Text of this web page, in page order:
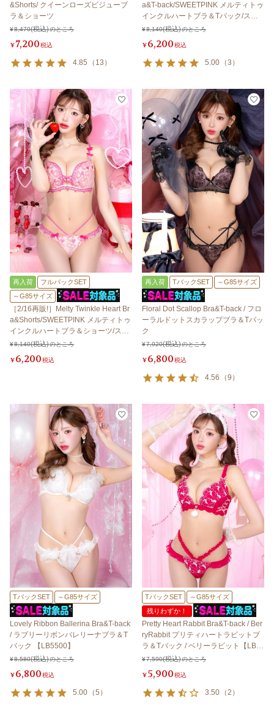
&Shorts/ クイーンローズビジューブ
ラ＆ショーツ
¥8,470 のところ
¥7,200税込
4.85 （ 13 ）
a&T-back/SWEETPINK メルティトゥ
インクルハートブラ＆Tバック/スイ
ートピンク 【LB5500】
¥8,140 のところ
¥6,200税込
5.00 （3 ）
再入荷
フルバックSET
～G85サイズ
［2/16再販!］Melty Twinkle Heart Br
a&Shorts/SWEETPINK メルティトゥ
インクルハートブラ＆ショーツ/スイ
ートピンク 【LB5500】
¥8,140 のところ
¥6,200税込
再入荷 TバックSET ～G85サイズ
Floral Dot Scallop Bra&T-back / フロ
ーラルドットスカラップブラ＆Tバッ
ク
¥7,920 のところ
¥6,800税込
4.56 （9 ）
TバックSET ～G85サイズ
Lovely Ribbon Ballerina Bra&T-back
/ ラブリーリボンバレリーナブラ＆T
バック 【LB5500】
¥8,580 のところ
¥6,800税込
5.00 （5 ）
TバックSET
～G85サイズ
残りわずか！
Pretty Heart Rabbit Bra&T-back / Ber
ryRabbit プリティハートラビットブ
ラ＆Tバック / ベリーラビット【LB5
500】
¥7,590 のところ
¥5,900税込
3.50 （2 ）